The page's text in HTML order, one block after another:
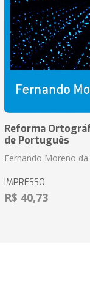
Reforma
de Português
Fernando Moreno da
IMPRESSO
R$ 40,73